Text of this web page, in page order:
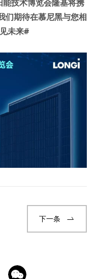
技术博览会隆基将携
们期待在慕尼黑与您相
未来#
下一条